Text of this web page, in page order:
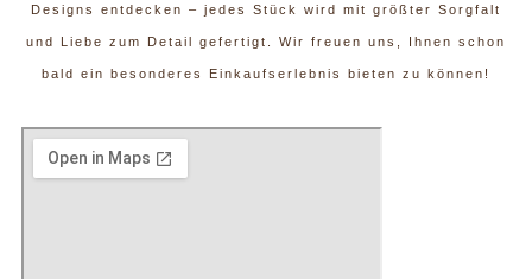
Designs entdecken – jedes Stück wird mit größter Sorgfalt
und Liebe zum Detail gefertigt. Wir freuen uns, Ihnen schon
bald ein besonderes Einkaufserlebnis bieten zu können!